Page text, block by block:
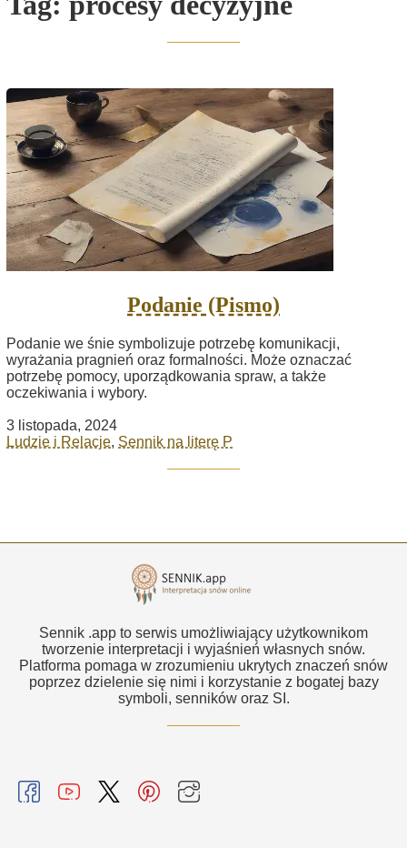
Podanie (Pismo)
Podanie we śnie symbolizuje potrzebę komunikacji,
wyrażania pragnień oraz formalności. Może oznaczać
potrzebę pomocy, uporządkowania spraw, a także
oczekiwania i wybory.
3 listopada, 2024
Ludzie i Relacje, Sennik na literę P
Sennik .app to serwis umożliwiający użytkownikom
tworzenie interpretacji i wyjaśnień własnych snów.
Platforma pomaga w zrozumieniu ukrytych znaczeń snów
poprzez dzielenie się nimi i korzystanie z bogatej bazy
symboli, senników oraz SI.